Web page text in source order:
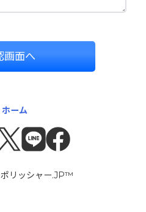
画面へ
ホーム
リッシャー.JP™